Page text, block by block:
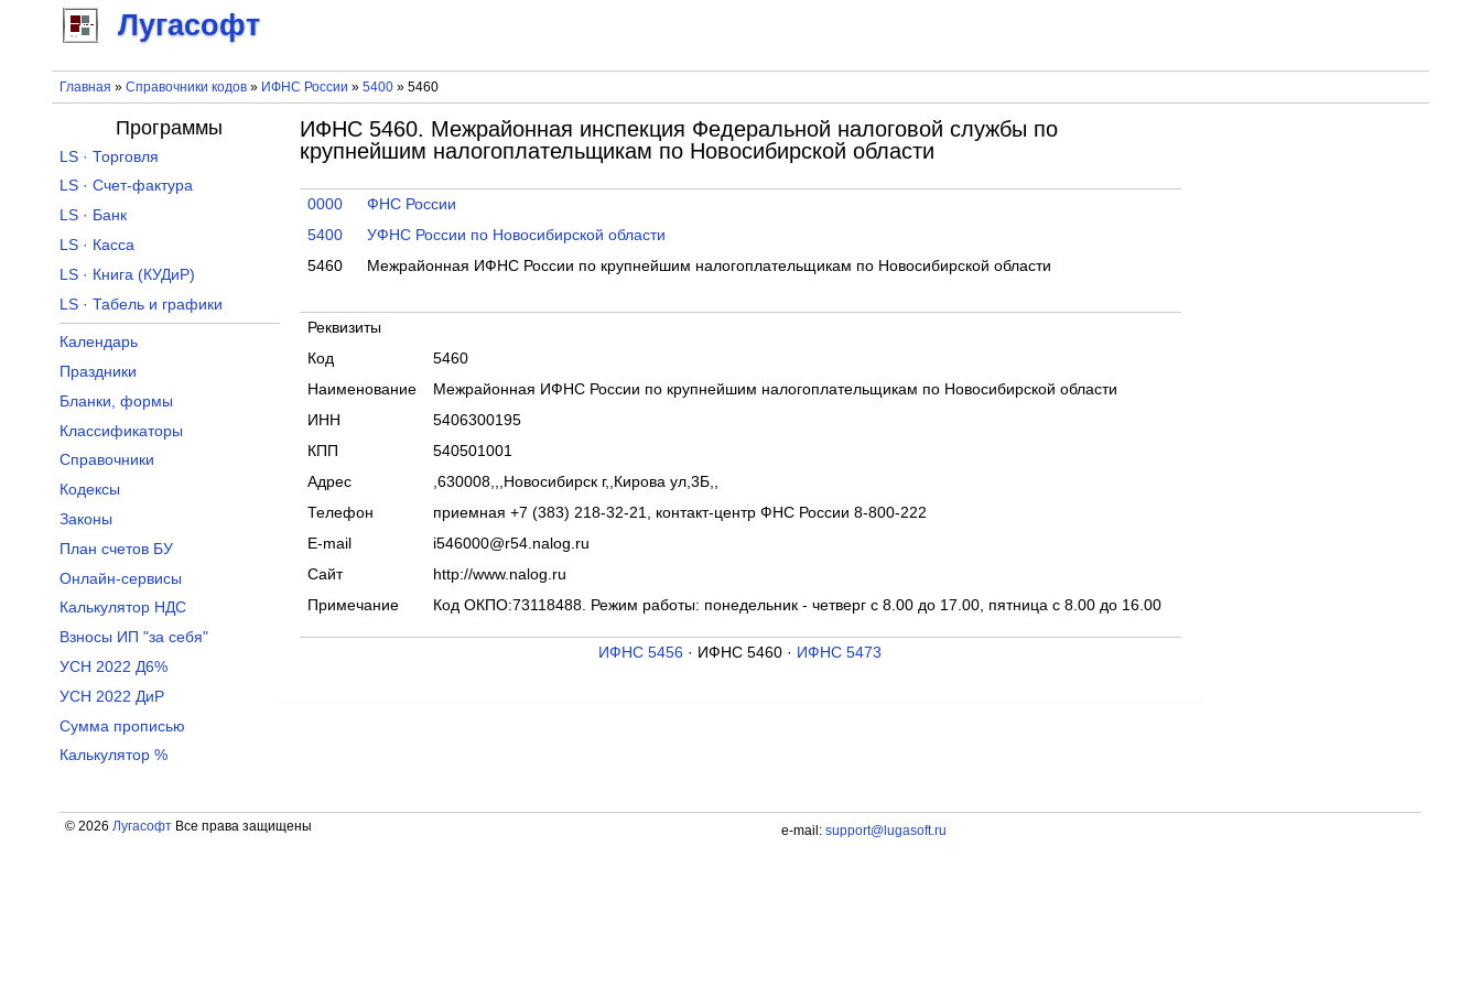
Лугасофт
Главная » Справочники кодов» ИФНС России » 5400» 5460
ИФНС 5460. Межрайонная инспекция Федеральной налоговой службы по
крупнейшим налогоплательщикам по Новосибирской области
0000
ФНС России
5400
УФНС России по Новосибирской области
5460
Межрайонная ИФНС России по крупнейшим налогоплательщикам по Новосибирской области
Реквизиты
Код
5460
Наименование
Межрайонная ИФНС России по крупнейшим налогоплательщикам по Новосибирской области
ИНН
5406300195
КПП
540501001
Адрес
,630008,,,Новосибирск г,,Кирова ул,3Б,,
Телефон
приемная +7 (383) 218-32-21, контакт-центр ФНС России 8-800-222
E-mail
i546000@r54.nalog.ru
Сайт
http://www.nalog.ru
Примечание
Код ОКПО:73118488. Режим работы: понедельник - четверг с 8.00 до 17.00, пятница с 8.00 до 16.00
ИФНС 5456 · ИФНС 5460 · ИФНС 5473
Программы
LS · Торговля
LS · Счет-фактура
LS · Банк
LS · Касса
LS · Книга (КУДиР)
LS · Табель и графики
Календарь
Праздники
Бланки, формы
Классификаторы
Справочники
Кодексы
Законы
План счетов БУ
Онлайн-сервисы
Калькулятор НДС
Взносы ИП "за себя"
УСН 2022 Д6%
УСН 2022 ДиР
Сумма прописью
Калькулятор %
© 2026 ЛугасофтВсе права защищены e-mail: support@lugasoft.ru